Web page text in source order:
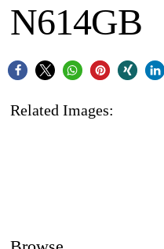
N614GB
Related Images: